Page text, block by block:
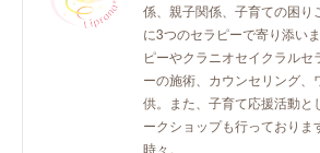
係、親子関係、子育ての困り
に3つのセラピーで寄り添い
ピーやクラニオセイクラル
ーの施術、カウンセリング、
供。また、子育て応援活動と
ークショップも行っておりま
時々。